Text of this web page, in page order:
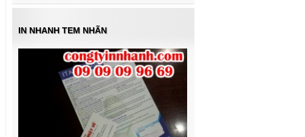
IN NHANH TEM NHÃN